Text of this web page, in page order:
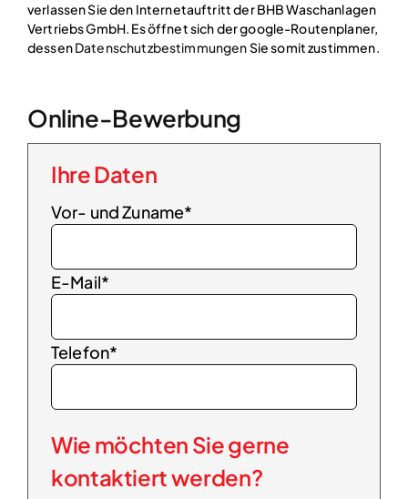
verlassen Sie den Internetauftritt der BHB Waschanlagen
Vertriebs GmbH. Es öffnet sich der google-Routenplaner,
dessenDatenschutzbestimmungenSie somit zustimmen.
Online-Bewerbung
Ihre Daten
Vor- und Zuname*
E-Mail*
Telefon*
Wie möchten Sie gerne
kontaktiert werden?